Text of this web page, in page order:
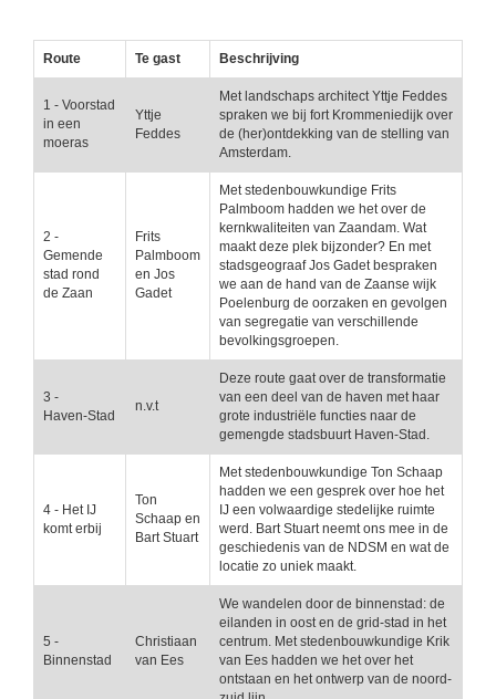
Route Te gast Beschrijving
1 - Voorstad
in een
moeras
Yttje
Feddes
Met landschaps architect Yttje Feddes
spraken we bij fort Krommeniedijk over
de (her)ontdekking van de stelling van
Amsterdam.
2 -
Gemende
stad rond
de Zaan
Frits
Palmboom
en Jos
Gadet
Met stedenbouwkundige Frits
Palmboom hadden we het over de
kernkwaliteiten van Zaandam. Wat
maakt deze plek bijzonder? En met
stadsgeograaf Jos Gadet bespraken
we aan de hand van de Zaanse wijk
Poelenburg de oorzaken en gevolgen
van segregatie van verschillende
bevolkingsgroepen.
3 -
Haven-Stad
n.v.t
Deze route gaat over de transformatie
van een deel van de haven met haar
grote industriële functies naar de
gemengde stadsbuurt Haven-Stad.
4 - Het IJ
komt erbij
Ton
Schaap en
Bart Stuart
Met stedenbouwkundige Ton Schaap
hadden we een gesprek over hoe het
IJ een volwaardige stedelijke ruimte
werd. Bart Stuart neemt ons mee in de
geschiedenis van de NDSM en wat de
locatie zo uniek maakt.
5 -
Binnenstad
Christiaan
van Ees
We wandelen door de binnenstad: de
eilanden in oost en de grid-stad in het
centrum. Met stedenbouwkundige Krik
van Ees hadden we het over het
ontstaan en het ontwerp van de noord-